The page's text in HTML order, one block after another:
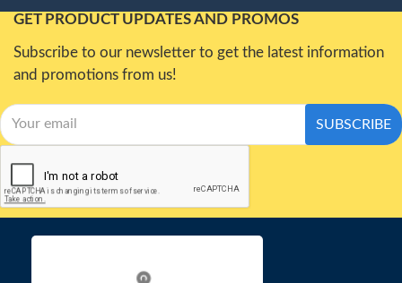
GET PRODUCT UPDATES AND PROMOS
Subscribe to our newsletter to get the latest information
and promotions from us!
SUBSCRIBE